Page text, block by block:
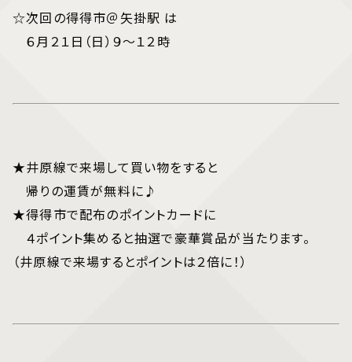
☆次回の得得市＠矢掛駅 は
６月２１日（日）９～１２時
★井原線で来場して買い物をすると
帰りの運賃が無料に♪
★得得市で配布のポイントカードに
４ポイント集めると抽選で豪華賞品が当たります。
（井原線で来場するとポイントは２倍に！）